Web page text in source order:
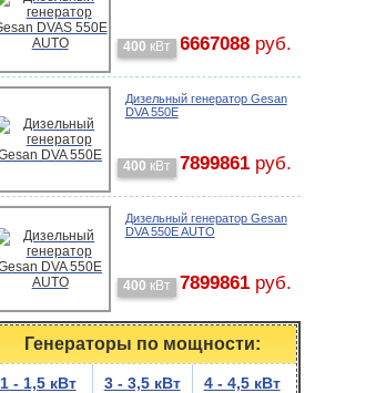
400 кВт 6667088руб.
Дизельный генератор Gesan
DVA 550E
400 кВт 7899861руб.
Дизельный генератор Gesan
DVA 550E AUTO
400 кВт 7899861руб.
Генераторы по мощности:
1 - 1,5 кВт 3 - 3,5 кВт 4 - 4,5 кВт